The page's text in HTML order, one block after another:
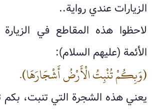
الزيارات عندي رواية..
لاحظوا هذه المقاطع في
الأئمة (عليهم السلام):
(وَبِكُمْ تُنْبِتُ الْأَرْضُ أَشْجَارَهَا).
يعني هذه الشجرة التي تنبت، بكم